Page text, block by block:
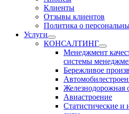
Клиенты
Отзывы клиентов
Политика о
Услуги
КОНСАЛТИНГ
Менеджмент
системы
Бережливое
Железнодорожная
Авиастроение
Статистические